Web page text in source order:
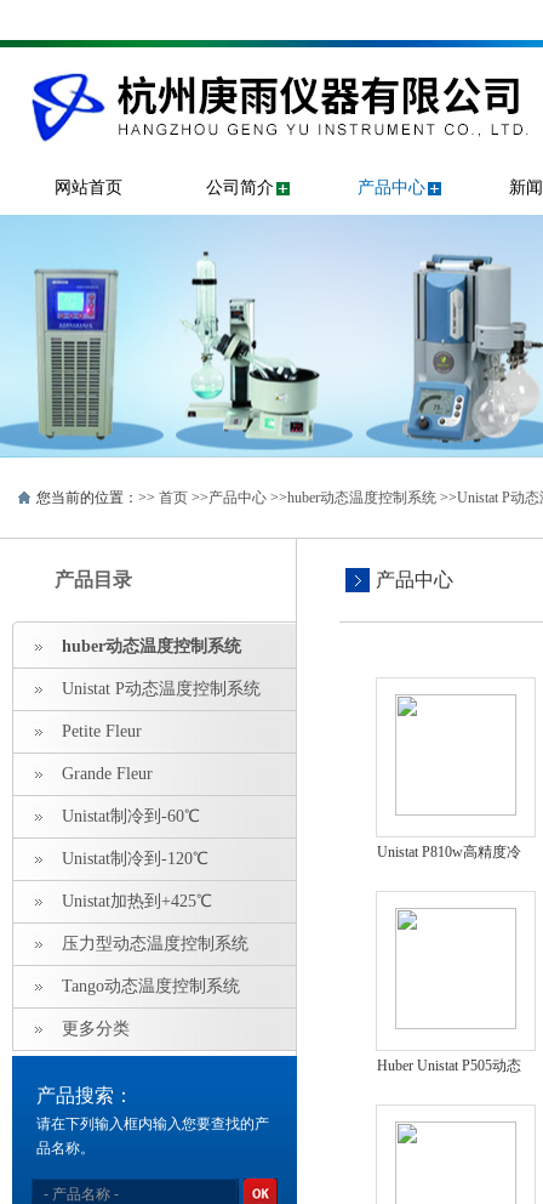
网站首页 公司简介 产品中心 新
您当前的位置：>> 首页 >>产品中心 >>huber动态温度控制系统 >>Unistat P动
产品目录
huber动态温度控制系统
Unistat P动态温度控制系统
Petite Fleur
Grande Fleur
Unistat制冷到-60℃
Unistat制冷到-120℃
Unistat加热到+425℃
压力型动态温度控制系统
Tango动态温度控制系统
更多分类
产品搜索：
请在下列输入框内输入您要查找的产
品名称。
产品中心
Unistat P810w高精度冷
Huber Unistat P505动态